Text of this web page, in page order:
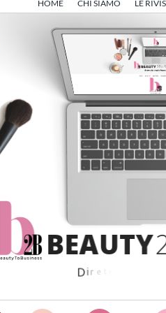
HOME CHI SIAMO LE
BEAUTY
Dir e